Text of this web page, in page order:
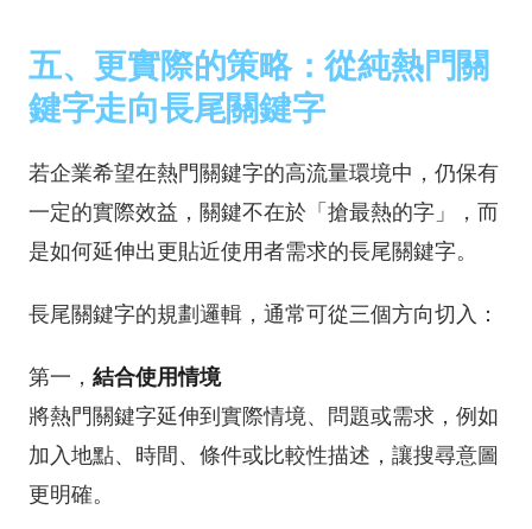
五、更實際的策略：從純熱門關
鍵字走向長尾關鍵字
若企業希望在熱門關鍵字的高流量環境中，仍保有
一定的實際效益，關鍵不在於「搶最熱的字」，而
是如何延伸出更貼近使用者需求的長尾關鍵字。
長尾關鍵字的規劃邏輯，通常可從三個方向切入：
第一， 結合使用情境
將熱門關鍵字延伸到實際情境、問題或需求，例如
加入地點、時間、條件或比較性描述，讓搜尋意圖
更明確。